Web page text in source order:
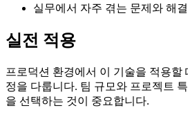
실무에서 자주 겪는 문제와 해
실전 적용
프로덕션 환경에서 이 기술을 적용할
정을 다룹니다. 팀 규모와 프로젝트
을 선택하는 것이 중요합니다.